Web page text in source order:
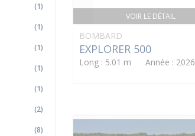
(1)
(1)
(1)
(1)
(1)
(2)
(8)
VOIR LE DÉTAIL
BOMBARD
EXPLORER 500
Long : 5.01 m Année : 2026